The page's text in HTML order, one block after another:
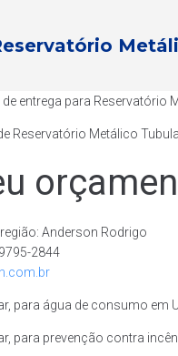
entrega para Reservatório
Reservatório Metálico
Anderson Rodrigo
2844
para água de consumo em
para prevenção contra